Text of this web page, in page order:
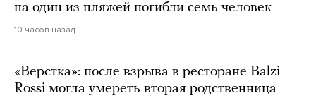
на один из пляжей погибли семь человек
10 часов назад
«Верстка»: после взрыва в ресторане Balzi
Rossi могла умереть вторая родственница